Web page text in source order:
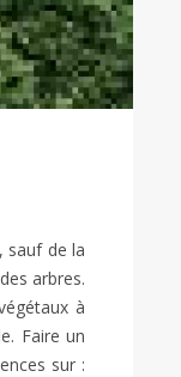
sauf de la
arbres.
à
Faire un
sur :